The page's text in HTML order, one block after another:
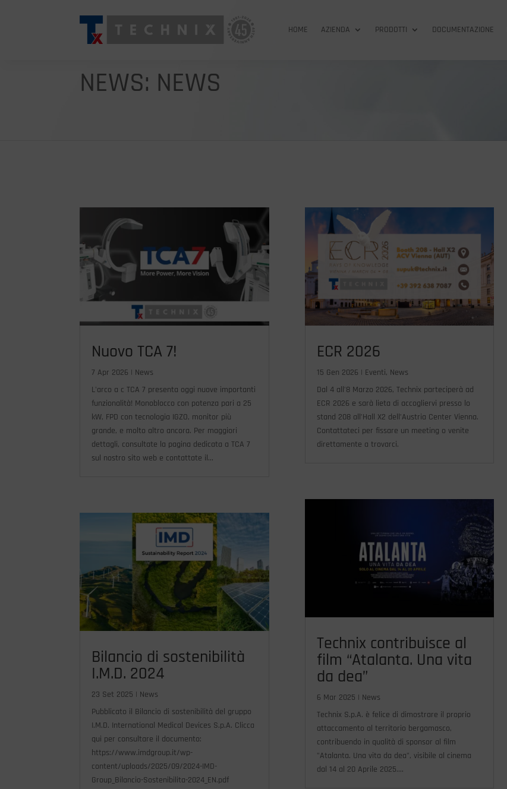
HOME AZIENDA PRODOTTI DOCUMENTAZIONE
NEWS: NEWS
Nuovo TCA 7!
7 Apr 2026 | News
L'arco a c TCA 7 presenta oggi nuove importanti
funzionalità! Monoblocco con potenza pari a 25
kW, FPD con tecnologia IGZO, monitor più
grande, e molto altro ancora. Per maggiori
dettagli, consultate la pagina dedicata a TCA 7
sul nostro sito web e contattate il...
Bilancio di sostenibilità
I.M.D. 2024
23 Set 2025 | News
Pubblicato il Bilancio di sostenibilità del gruppo
I.M.D. International Medical Devices S.p.A. Clicca
qui per consultare il documento:
https://www.imdgroup.it/wp-
content/uploads/2025/09/2024-IMD-
Group_Bilancio-Sostenibilita-2024_EN.pdf
ECR 2026
15 Gen 2026 | Eventi, News
Dal 4 all’8 Marzo 2026, Technix parteciperà ad
ECR 2026 e sarà lieta di accogliervi presso lo
stand 208 all’Hall X2 dell’Austria Center Vienna.
Contattateci per fissare un meeting o venite
direttamente a trovarci.
Technix contribuisce al
film “Atalanta. Una vita
da dea”
6 Mar 2025 | News
Technix S.p.A. è felice di dimostrare il proprio
attaccamento al territorio bergamasco,
contribuendo in qualità di sponsor al film
"Atalanta. Una vita da dea", visibile al cinema
dal 14 al 20 Aprile 2025....